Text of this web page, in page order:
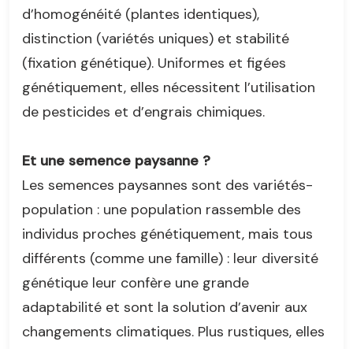
d’homogénéité (plantes identiques),
distinction (variétés uniques) et stabilité
(fixation génétique). Uniformes et figées
génétiquement, elles nécessitent l’utilisation
de pesticides et d’engrais chimiques.
Et une semence paysanne ?
Les semences paysannes sont des variétés-
population : une population rassemble des
individus proches génétiquement, mais tous
différents (comme une famille) : leur diversité
génétique leur confère une grande
adaptabilité et sont la solution d’avenir aux
changements climatiques. Plus rustiques, elles